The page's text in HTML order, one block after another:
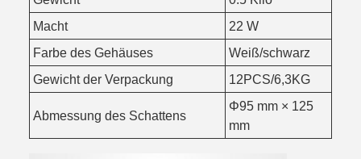
Macht
22 W
Farbe des Gehäuses
Weiß/schwarz
Gewicht der Verpackung
12PCS/6,3KG
Abmessung des Schattens
Φ95 mm × 125
mm